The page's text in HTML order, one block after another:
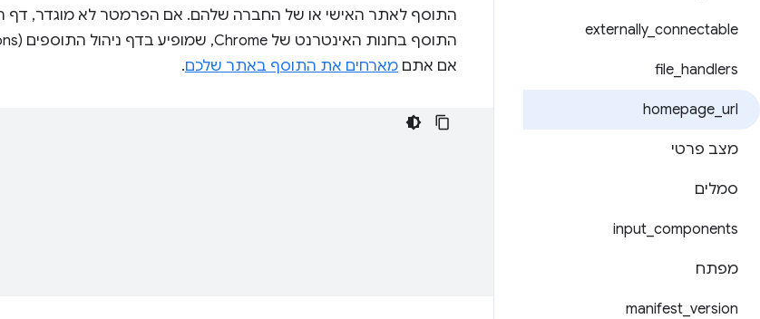
externally_ connectable
file handlers
homepage url
מצב פרטי
סמלים
input components
מפתח
manifest version
התוסף לאתר האישי או של החברה שלהם. אם הפרמטר לא מוגדר, דף
אם אתם מארחים את התוסף באתר שלכם.